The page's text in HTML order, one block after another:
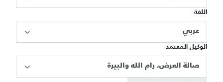
اللغة
عربي
الوكيل المعتمد
صالة العرض، رام الله والبيرة